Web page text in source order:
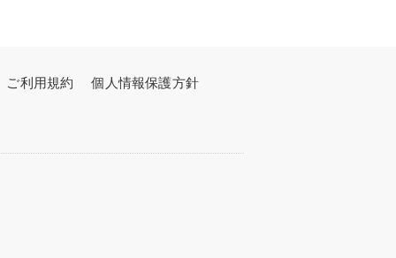
ご利用規約
個人情報保護方針